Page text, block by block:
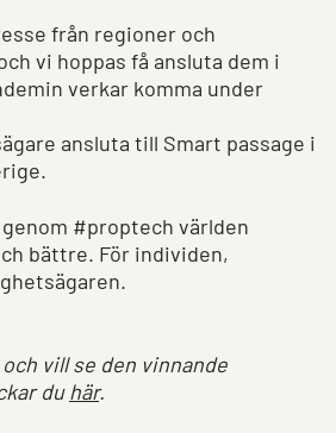
från regioner och
vi hoppas få ansluta dem i
verkar komma under
ansluta till Smart passage i
#proptech världen
bättre. För individen,
vill se den vinnande
duhär.